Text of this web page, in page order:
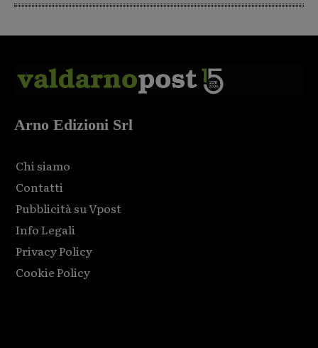
Arno Edizioni Srl
Chi siamo
Contatti
Pubblicità su Vpost
Info Legali
Privacy Policy
Cookie Policy